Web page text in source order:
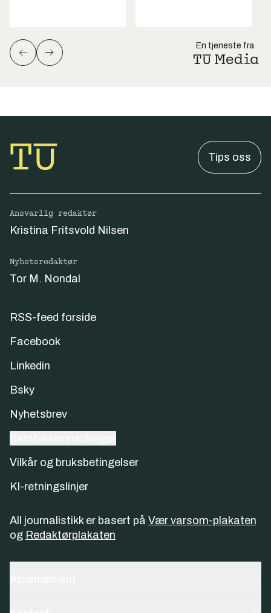
En tjeneste fra
Tips oss
Ansvarlig redaktør
Kristina Fritsvold Nilsen
Nyhetsredaktør
Tor M. Nondal
RSS-feed forside
Facebook
Linkedin
Bsky
Nyhetsbrev
Vilkår og bruksbetingelser
KI-retningslinjer
All journalistikk er basert på Vær varsom-plakaten
og Redaktørplakaten